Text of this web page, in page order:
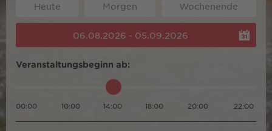
Heute Morgen Wochenende
06.08.2026 - 05.09.2026
Veranstaltungsbeginn ab:
00:00 10:00 14:00 18:00 20:00 22:00